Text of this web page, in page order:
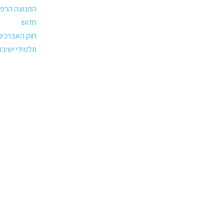
התנועה
חדוש
חוק
תלמידי